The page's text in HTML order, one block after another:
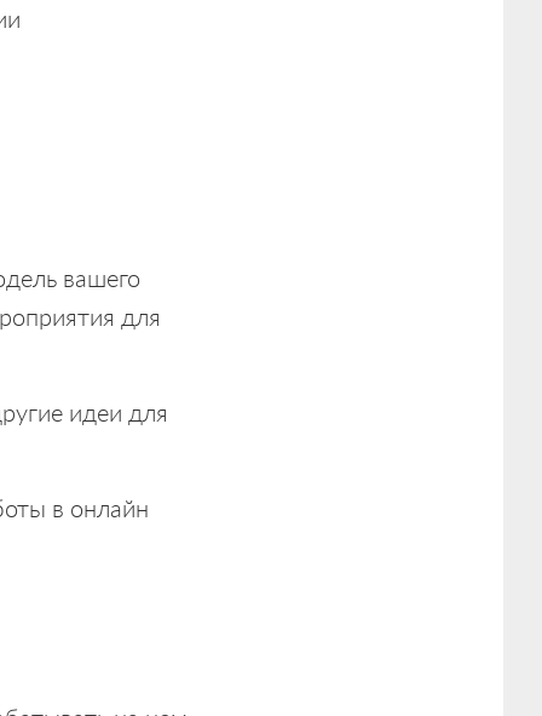
вашего
для
идеи для
в онлайн